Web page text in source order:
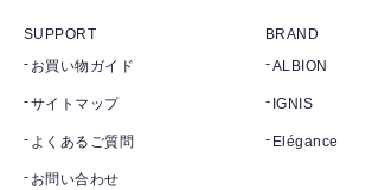
SUPPORT
お買い物ガイド
サイトマップ
よくあるご質問
お問い合わせ
BRAND
ALBION
IGNIS
Elégance